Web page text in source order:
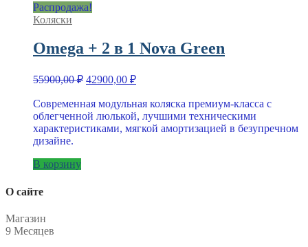
Распродажа!
Коляски
Omega + 2 в 1 Nova Green
55900,00₽ Первоначальная
составляла
55900,00 ₽.
42900,00 ₽Текущая
42900,00 ₽.
Современная модульная коляска премиум-класса с
облегченной люлькой, лучшими техническими
характеристиками, мягкой амортизацией в безупречном
дизайне.
В корзину
О сайте
Магазин
9 Месяцев